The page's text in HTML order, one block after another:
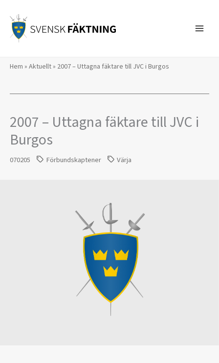
innehåll
Hem » Aktuellt» 2007 – Uttagna fäktare till JVC i Burgos
2007 – Uttagna fäktare till JVC i
Burgos
070205 Förbundskaptener Värja